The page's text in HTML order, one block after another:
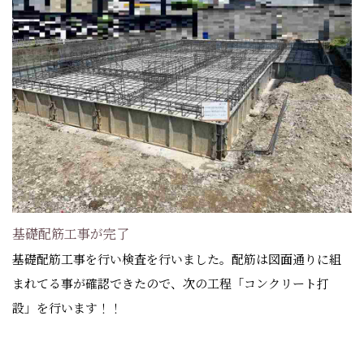
基礎配筋工事が完了
基礎配筋工事を行い検査を行いました。配筋は図面通りに組
まれてる事が確認できたので、次の工程「コンクリート打
設」を行います！！